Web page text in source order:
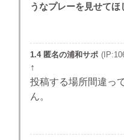
うなプレーを見せてほ
1.4 匿名の浦和サポ
↑
投稿する場所間違っ
ん。